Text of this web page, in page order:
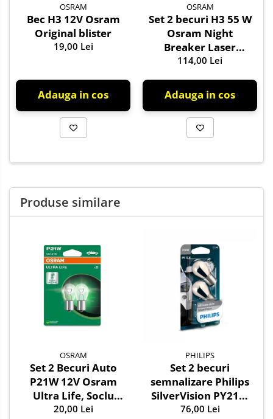
OSRAM
Bec H3 12V Osram
Original blister
19,00 Lei
Adauga in cos
OSRAM
Set 2 becuri H3 55 W
Osram Night
Breaker Laser
NextGen +150%
114,00 Lei
Adauga in cos
Produse similare
OSRAM
Set 2 Becuri Auto
P21W 12V Osram
Ultra Life, Soclu
BA15s, Durata de
20,00 Lei
PHILIPS
Set 2 becuri
semnalizare Philips
SilverVision PY21W
BAU15s 12V 21W
76,00 Lei